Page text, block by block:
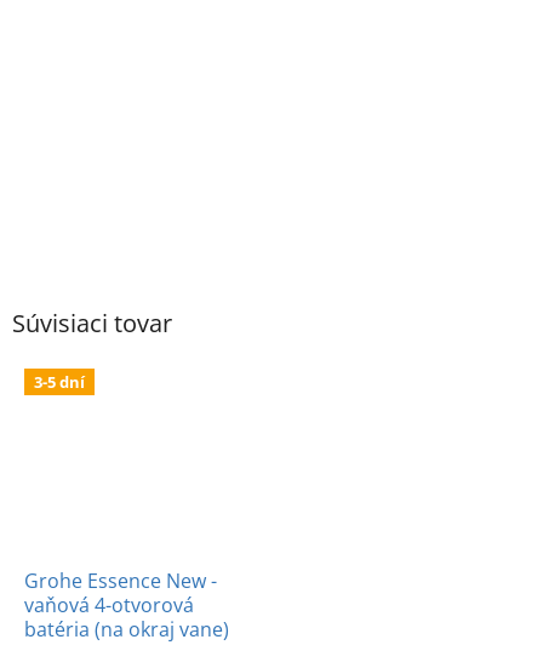
Súvisiaci tovar
3-5 dní
Grohe Essence New -
vaňová 4-otvorová
batéria (na okraj vane)